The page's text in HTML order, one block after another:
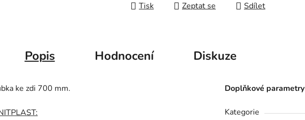
Tisk Zeptat se Sdílet
Popis Hodnocení Diskuze
ke zdi 700 mm. Doplňkové parametry
Kategorie